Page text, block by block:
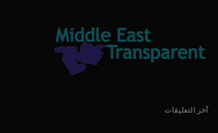
آخر التعليقات